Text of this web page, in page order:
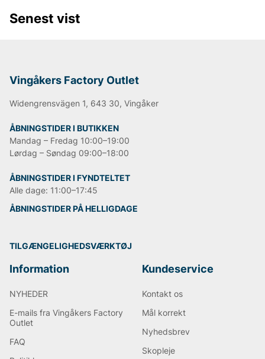
inspireret stil. Opdag Woodbird hos Vingåkers Factory
Senest vist
Vingåkers Factory Outlet
Widengrensvägen 1, 643 30, Vingåker
ÅBNINGSTIDER I BUTIKKEN
Mandag – Fredag 10:00–19:00
Lørdag – Søndag 09:00–18:00
ÅBNINGSTIDER I FYNDTELTET
Alle dage: 11:00–17:45
ÅBNINGSTIDER PÅ HELLIGDAGE
TILGÆNGELIGHEDSVÆRKTØJ
Information
NYHEDER
E-mails fra Vingåkers Factory
Outlet
FAQ
Kundeservice
Kontakt os
Mål korrekt
Nyhedsbrev
Skopleje